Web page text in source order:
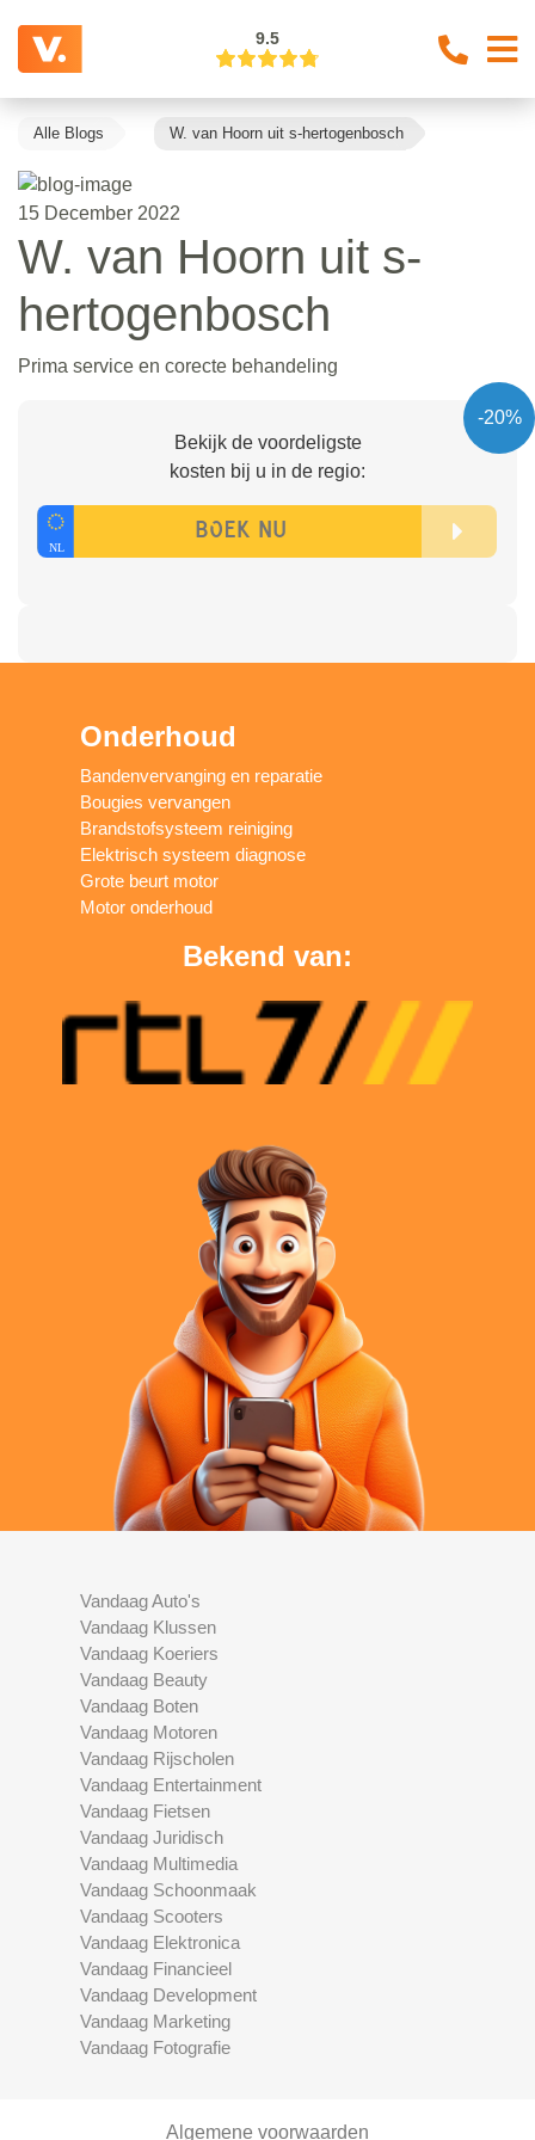
9.5
Alle Blogs W. van Hoorn uit s-hertogenbosch
15 December 2022
W. van Hoorn uit s-
hertogenbosch
Prima service en corecte behandeling
-20%
Bekijk de voordeligste
kosten bij u in de regio:
Onderhoud
Bandenvervanging en reparatie
Bougies vervangen
Brandstofsysteem reiniging
Elektrisch systeem diagnose
Grote beurt motor
Motor onderhoud
Bekend van:
Vandaag Auto's
Vandaag Klussen
Vandaag Koeriers
Vandaag Beauty
Vandaag Boten
Vandaag Motoren
Vandaag Rijscholen
Vandaag Entertainment
Vandaag Fietsen
Vandaag Juridisch
Vandaag Multimedia
Vandaag Schoonmaak
Vandaag Scooters
Vandaag Elektronica
Vandaag Financieel
Vandaag Development
Vandaag Marketing
Vandaag Fotografie
Algemene voorwaarden